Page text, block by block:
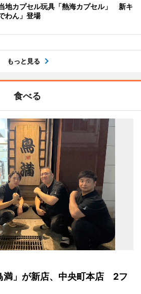
地カプセル玩具「熱海カプセル」 新キ
わん」登場
もっと見る
食べる
満」が新店、中央町本店 2フ